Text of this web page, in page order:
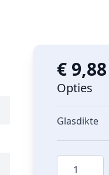
€ 9,88
Opties
Glasdikte
Aantal